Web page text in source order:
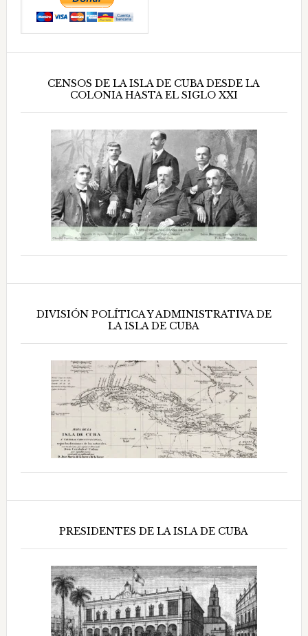
CENSOS DE LA ISLA DE CUBA DESDE LA
COLONIA HASTA EL SIGLO XXI
DIVISIÓN POLÍTICA Y ADMINISTRATIVA DE
LA ISLA DE CUBA
PRESIDENTES DE LA ISLA DE CUBA